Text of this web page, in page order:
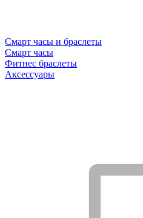
Смарт часы и браслеты
Смарт часы
Фитнес браслеты
Аксессуары